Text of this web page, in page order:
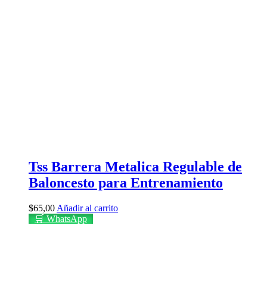
Tss Barrera Metalica Regulable de
Baloncesto para Entrenamiento
$65,00 Añadir al carrito
🛒 WhatsApp